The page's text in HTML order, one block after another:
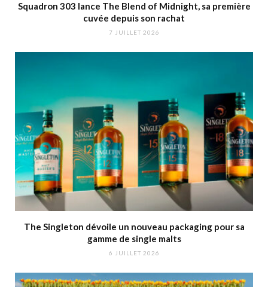
Squadron 303 lance The Blend of Midnight, sa première
cuvée depuis son rachat
7 JUILLET 2026
The Singleton dévoile un nouveau packaging pour sa
gamme de single malts
6 JUILLET 2026